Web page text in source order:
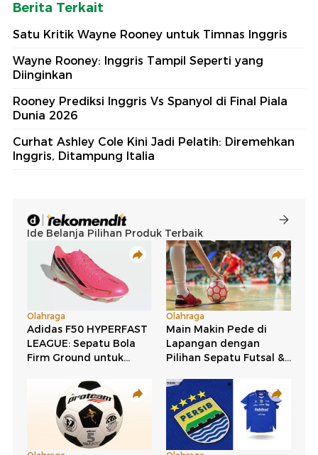
Berita Terkait
Satu Kritik Wayne Rooney untuk Timnas Inggris
Wayne Rooney: Inggris Tampil Seperti yang
Diinginkan
Rooney Prediksi Inggris Vs Spanyol di Final Piala
Dunia 2026
Curhat Ashley Cole Kini Jadi Pelatih: Diremehkan
Inggris, Ditampung Italia